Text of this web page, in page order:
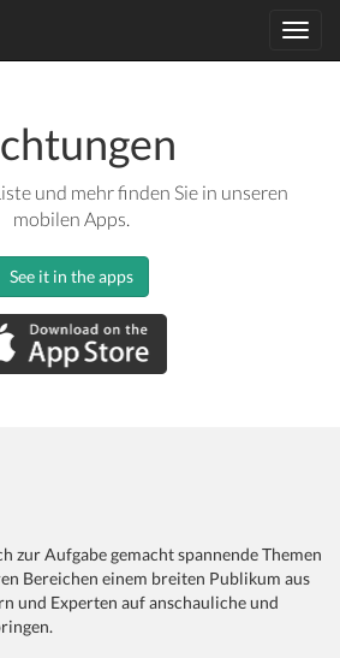
und mehr finden Sie in unseren
mobilen Apps.
See it in the apps
zur Aufgabe gemacht spannende Themen
Bereichen einem breiten Publikum aus
und Experten auf anschauliche und